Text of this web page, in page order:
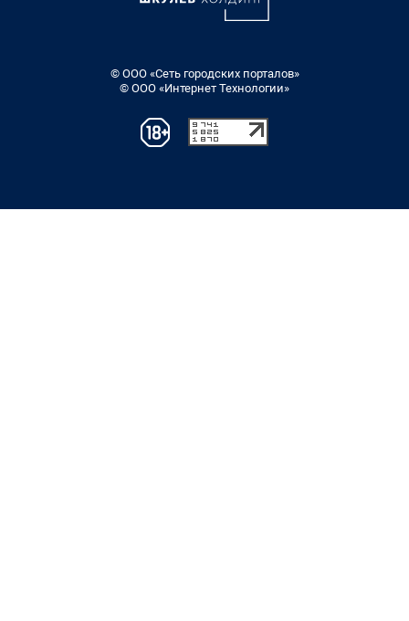
© ООО «Сеть городских порталов»
© ООО «Интернет Технологии»